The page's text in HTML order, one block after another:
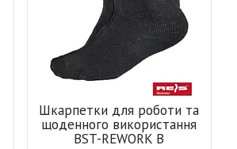
Шкарпетки для роботи та
щоденного використання
BST-REWORK B